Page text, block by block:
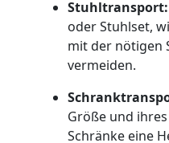
Stuhltransport:
oder Stuhlset,
mit der nötigen
vermeiden.
Größe und
Schränke eine
Leonding
Qualitäts-
Umzüge